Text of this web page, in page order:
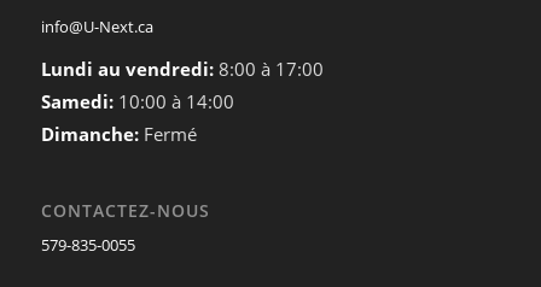
info@U-Next.ca
Lundi au vendredi: 8:00 à 17:00
Samedi: 10:00 à 14:00
Dimanche: Fermé
CONTACTEZ-NOUS
579-835-0055